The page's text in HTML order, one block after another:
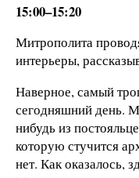
15:00–15:20
Митрополита
интерьеры,
Наверное, самый
сегодняшний день.
нибудь из
которую стучится
нет. Как оказалось,